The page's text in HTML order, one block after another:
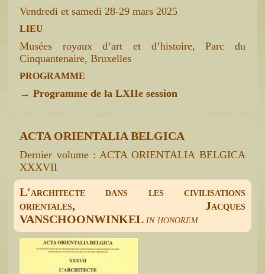
Vendredi et samedi 28-29 mars 2025
LIEU
Musées royaux d’art et d’histoire, Parc du
Cinquantenaire, Bruxelles
PROGRAMME
→Programme de la LXIIe session
ACTA ORIENTALIA BELGICA
Dernier volume : ACTA ORIENTALIA BELGICA
XXXVII
L'architecte dans les civilisations
orientales, Jacques
VANSCHOONWINKEL in honorem